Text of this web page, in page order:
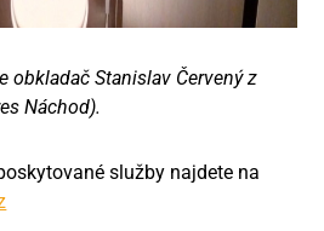
obkladač Stanislav Červený z
Náchod).
služby najdete na